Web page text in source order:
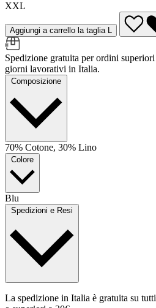
XXL
Aggiungi a carrello la taglia L
Spedizione gratuita per ordini
giorni lavorativi in Italia.
Composizione
70% Cotone, 30% Lino
Colore
Blu
Spedizioni e Resi
La spedizione in Italia è gratuita su